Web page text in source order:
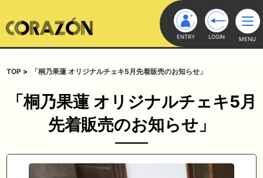
ENTRY LOGIN MENU
TOP 「桐乃果蓮 オリジナルチェキ5月先着販売のお知らせ」
「桐乃果蓮 オリジナルチェキ5月
先着販売のお知らせ」